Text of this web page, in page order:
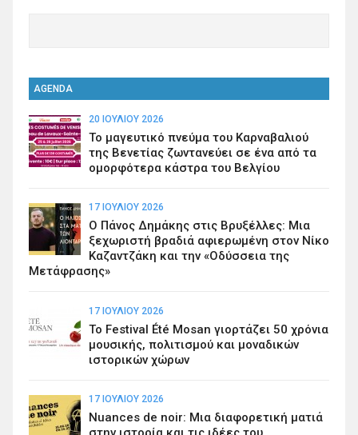
AGENDA
20 ΙΟΥΛΊΟΥ 2026
Το μαγευτικό πνεύμα του Καρναβαλιού
της Βενετίας ζωντανεύει σε ένα από τα
ομορφότερα κάστρα του Βελγίου
17 ΙΟΥΛΊΟΥ 2026
Ο Πάνος Δημάκης στις Βρυξέλλες: Μια
ξεχωριστή βραδιά αφιερωμένη στον Νίκο
Καζαντζάκη και την «Οδύσσεια της
Μετάφρασης»
17 ΙΟΥΛΊΟΥ 2026
Το Festival Été Mosan γιορτάζει 50 χρόνια
μουσικής, πολιτισμού και μοναδικών
ιστορικών χώρων
17 ΙΟΥΛΊΟΥ 2026
Nuances de noir: Μια διαφορετική ματιά